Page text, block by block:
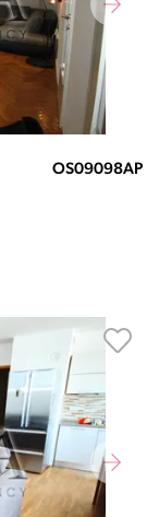
OS09098AP